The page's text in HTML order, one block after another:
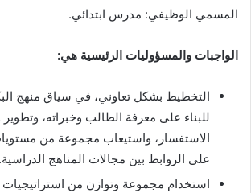
المسمي الوظيفي: مدرس ابتدائي.
الواجبات والمسؤوليات الرئيسية هي:
التخطيط بشكل تعاوني، في سياق منهج
للبناء على معرفة الطالب وخبراته،
الاستفسار، واستيعاب مجموعة من
على الروابط بين مجالات المناهج الدراسية.
استخدام مجموعة وتوازن من استراتيجيات